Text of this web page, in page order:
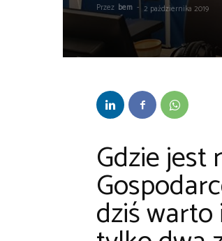
Przez bem - 2 października 2019
Gdzie jest
dziś